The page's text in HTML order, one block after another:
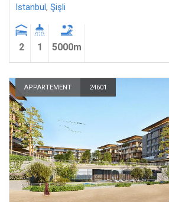
Istanbul, Şişli
2 1 5000m
APPARTEMENT 24601